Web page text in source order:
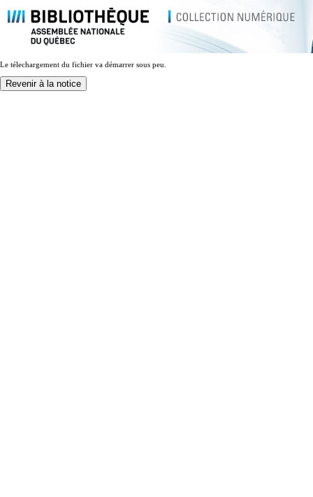
Le télechargement du fichier va démarrer sous peu.